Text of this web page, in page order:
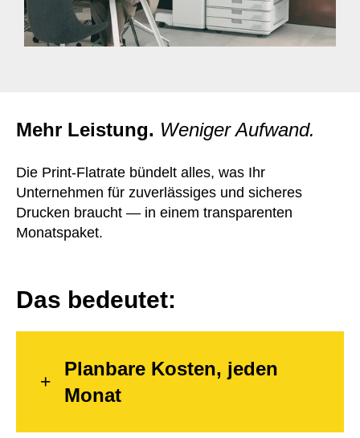
Mehr Leistung. Weniger Aufwand.
Die Print-Flatrate bündelt alles, was Ihr
Unternehmen für zuverlässiges und sicheres
Drucken braucht — in einem transparenten
Monatspaket.
Das bedeutet:
Planbare Kosten, jeden
Monat